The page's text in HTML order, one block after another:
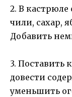
2. В
чили, сахар,
Добавить
3. Поставить
довести
уменьшить